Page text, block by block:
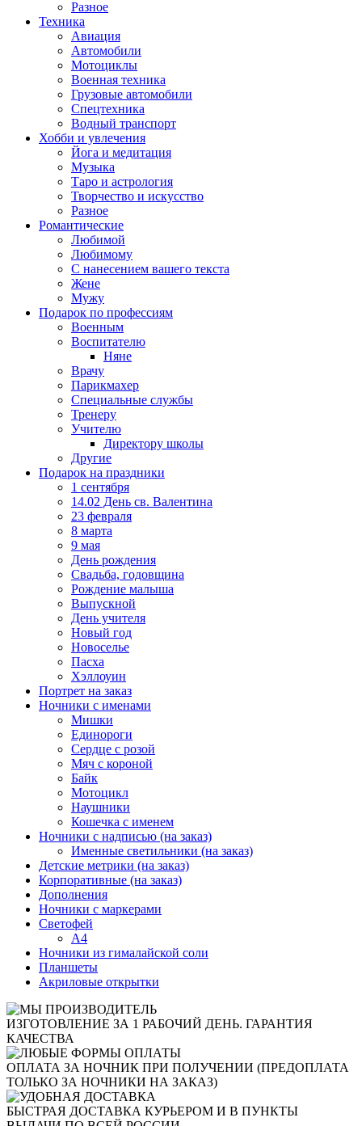
Разное
Техника
Авиация
Автомобили
Мотоциклы
Военная техника
Грузовые автомобили
Спецтехника
Водный транспорт
Хобби и увлечения
Йога и медитация
Музыка
Таро и астрология
Творчество и искусство
Разное
Романтические
Любимой
Любимому
С нанесением вашего текста
Жене
Мужу
Подарок по профессиям
Военным
Воспитателю
Няне
Врачу
Парикмахер
Специальные службы
Тренеру
Учителю
Директору школы
Другие
Подарок на праздники
1 сентября
14.02 День св. Валентина
23 февраля
8 марта
9 мая
День рождения
Свадьба, годовщина
Рождение малыша
Выпускной
День учителя
Новый год
Новоселье
Пасха
Хэллоуин
Портрет на заказ
Ночники с именами
Мишки
Единороги
Сердце с розой
Мяч с короной
Байк
Мотоцикл
Наушники
Кошечка с именем
Ночники с надписью (на заказ)
Именные светильники (на заказ)
Детские метрики (на заказ)
Корпоративные (на заказ)
Дополнения
Ночники с маркерами
Светофей
А4
Ночники из гималайской соли
Планшеты
Акриловые открытки
ИЗГОТОВЛЕНИЕ ЗА 1 РАБОЧИЙ ДЕНЬ. ГАРАНТИЯ
КАЧЕСТВА
ОПЛАТА ЗА НОЧНИК ПРИ ПОЛУЧЕНИИ (ПРЕДОПЛАТА
ТОЛЬКО ЗА НОЧНИКИ НА ЗАКАЗ)
БЫСТРАЯ ДОСТАВКА КУРЬЕРОМ И В ПУНКТЫ